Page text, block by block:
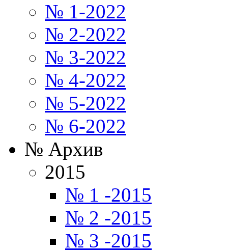
№ 1-2022
№ 2-2022
№ 3-2022
№ 4-2022
№ 5-2022
№ 6-2022
№ Архив
2015
№ 1 -2015
№ 2 -2015
№ 3 -2015